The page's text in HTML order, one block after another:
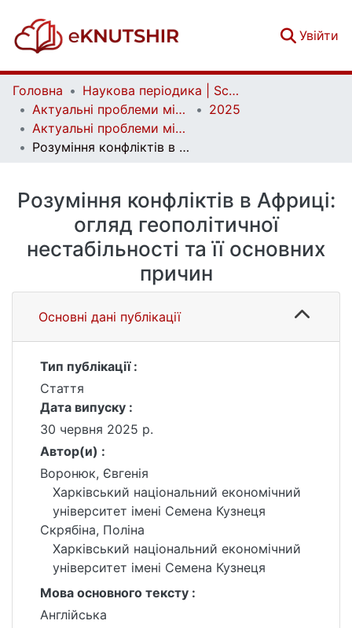
Увійти
Головна
Наукова періодика | Scientific periodicals
Актуальні проблеми міжнародних відносин | Аctual Problems of International Relations
2025
Актуальні проблеми міжнародних відносин. Вип. 163
Розуміння конфліктів в Африці: огляд геополітичної нестабільності та її основних причин
Розуміння конфліктів в Африці:
огляд геополітичної
нестабільності та її основних
причин
Основні дані публікації
Тип публікації :
Стаття
Дата випуску :
30 червня 2025 р.
Автор(и) :
Воронюк, Євгенія
Харківський національний економічний
університет імені Семена Кузнеця
Скрябіна, Поліна
Харківський національний економічний
університет імені Семена Кузнеця
Мова основного тексту :
Англійська